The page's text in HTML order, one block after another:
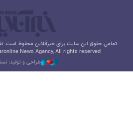
تمامی حقوق این سایت برای خبرآنلاین محفوظ است.
News Agancy, All rights reserved
طراحی و تولید: